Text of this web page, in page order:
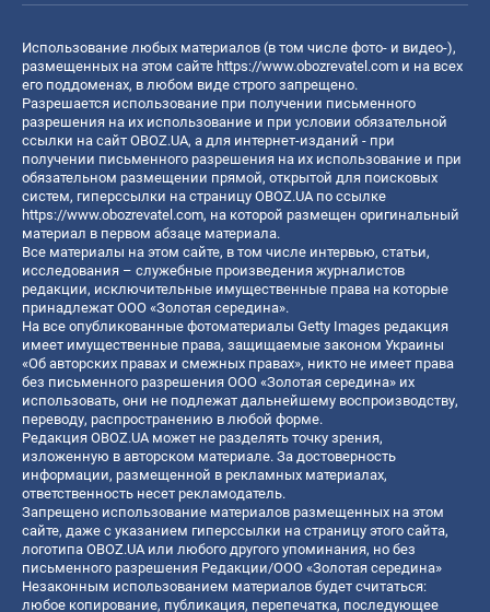
Использование любых материалов (в том числе фото- и видео-),
размещенных на этом сайте https://www.obozrevatel.com и на всех
его поддоменах, в любом виде строго запрещено.
Разрешается использование при получении письменного
разрешения на их использование и при условии обязательной
ссылки на сайт OBOZ.UA, а для интернет-изданий - при
получении письменного разрешения на их использование и при
обязательном размещении прямой, открытой для поисковых
систем, гиперссылки на страницу OBOZ.UA по ссылке
https://www.obozrevatel.com, на которой размещен оригинальный
материал в первом абзаце материала.
Все материалы на этом сайте, в том числе интервью, статьи,
исследования – служебные произведения журналистов
редакции, исключительные имущественные права на которые
принадлежат ООО «Золотая середина».
На все опубликованные фотоматериалы Getty Images редакция
имеет имущественные права, защищаемые законом Украины
«Об авторских правах и смежных правах», никто не имеет права
без письменного разрешения ООО «Золотая середина» их
использовать, они не подлежат дальнейшему воспроизводству,
переводу, распространению в любой форме.
Редакция OBOZ.UA может не разделять точку зрения,
изложенную в авторском материале. За достоверность
информации, размещенной в рекламных материалах,
ответственность несет рекламодатель.
Запрещено использование материалов размещенных на этом
сайте, даже с указанием гиперссылки на страницу этого сайта,
логотипа OBOZ.UA или любого другого упоминания, но без
письменного разрешения Редакции/ООО «Золотая середина»
Незаконным использованием материалов будет считаться:
любое копирование, публикация, перепечатка, последующее